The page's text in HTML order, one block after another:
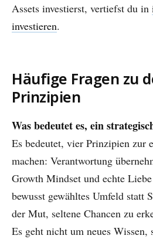
Assets investierst, vertiefst du in
investieren.
Häufige Fragen zu
Prinzipien
Was bedeutet es, ein
Es bedeutet, vier Prinzipien zur
machen: Verantwortung
Growth Mindset und echte
bewusst gewähltes Umfeld statt
der Mut, seltene Chancen zu
Es geht nicht um neues Wissen,